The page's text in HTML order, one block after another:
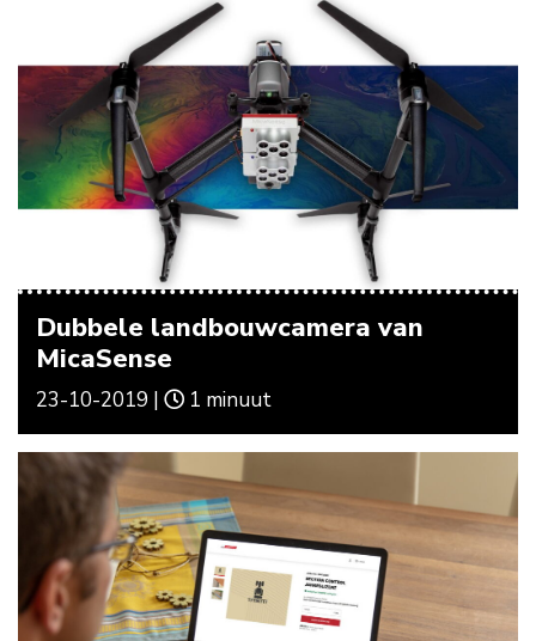
Dubbele landbouwcamera van
MicaSense
23-10-2019 | 1 minuut